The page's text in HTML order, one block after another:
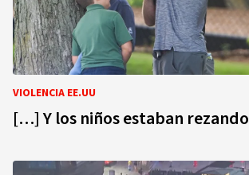
VIOLENCIA EE.UU
[…] Y los niños estaban rezando